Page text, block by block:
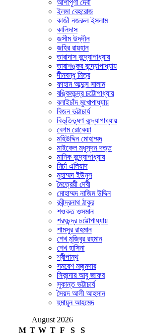
আশাপূর্ণা দেবী
ইলমা বেহরোজ
কাজী নজরুল ইসলাম
কালিদাস
জসীম উদ্‌দীন
জহির রায়হান
তারাদাস বন্দ্যোপাধ্যায়
তারাশঙ্কর বন্দ্যোপাধ্যায়
দীনবন্ধু মিত্র
ফাহাম আব্দুস সালাম
বঙ্কিমচন্দ্র চট্টোপাধ্যায়
বলাইচাঁদ মুখোপাধ্যায়
বিজন ভট্টাচার্য
বিভূতিভূষণ বন্দ্যোপাধ্যায়
বেগম রোকেয়া
মহিউদ্দিন মোহাম্মদ
মাইকেল মধুসূদন দত্ত
মানিক বন্দ্যোপাধ্যায়
মির্চা এলিয়াদ
মুহাম্মদ ইউনুস
মৈত্রেয়ী দেবী
মোহাম্মদ নাজিম উদ্দিন
রবীন্দ্রনাথ ঠাকুর
শওকত ওসমান
শরৎচন্দ্র চট্টোপাধ্যায়
শামসুর রাহমান
শেখ মুজিবুর রহমান
শেখ হাসিনা
শ্রীপান্থ
সমরেশ মজুমদার
সিকান্দার আবু জাফর
সুকান্ত ভট্টাচার্য
সৈয়দ আলী আহসান
হুমায়ূন আহমেদ
August 2026
M T W T F S S